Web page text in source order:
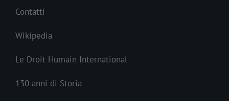
Contatti
Wikipedia
Le Droit Humain International
130 anni di Storia